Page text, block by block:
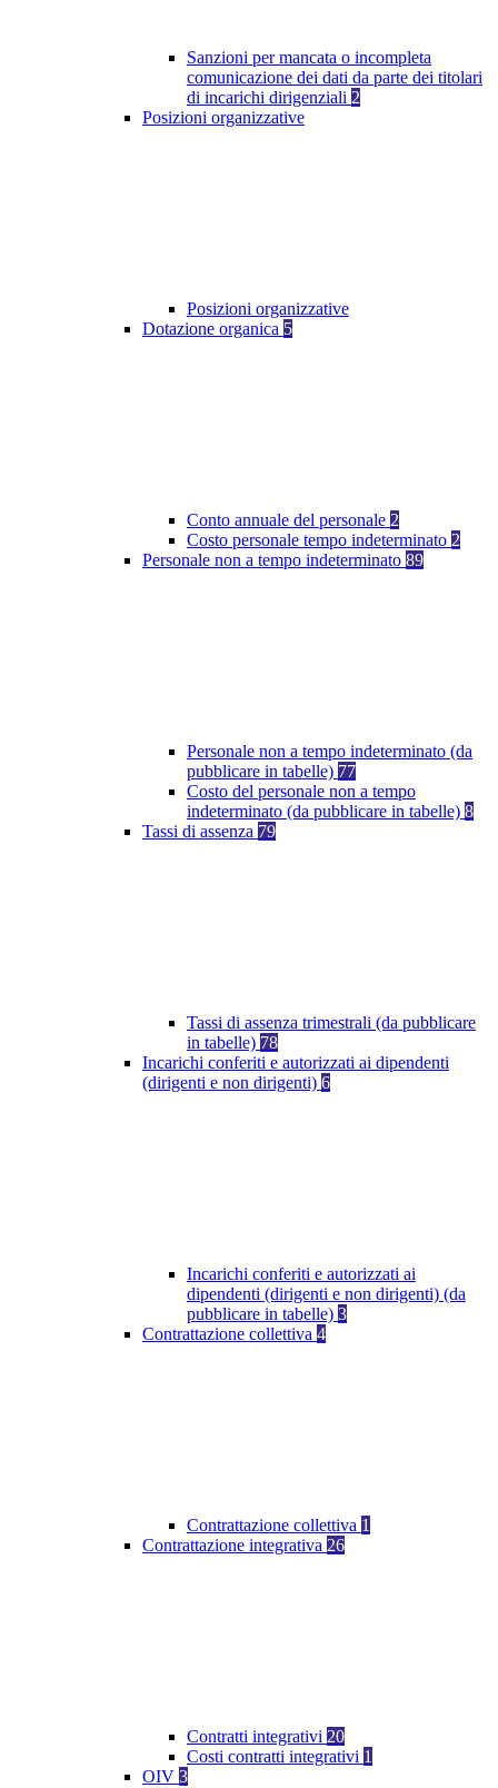
Sanzioni per mancata o incompleta
comunicazione dei dati da parte dei titolari
di incarichi dirigenziali 2
Posizioni organizzative
Posizioni organizzative
Dotazione organica 5
Conto annuale del personale 2
Costo personale tempo indeterminato 2
Personale non a tempo indeterminato 89
Personale non a tempo indeterminato (da
pubblicare in tabelle) 77
Costo del personale non a tempo
indeterminato (da pubblicare in tabelle) 8
Tassi di assenza 79
Tassi di assenza trimestrali (da pubblicare
in tabelle) 78
Incarichi conferiti e autorizzati ai dipendenti
(dirigenti e non dirigenti) 6
Incarichi conferiti e autorizzati ai
dipendenti (dirigenti e non dirigenti) (da
pubblicare in tabelle) 3
Contrattazione collettiva 4
Contrattazione collettiva 1
Contrattazione integrativa 26
Contratti integrativi 20
Costi contratti integrativi 1
OIV 3